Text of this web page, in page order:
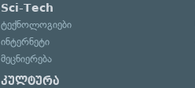
Sci-Tech
ტექნოლოგიები
ინტერნეტი
მეცნიერება
კულტურა